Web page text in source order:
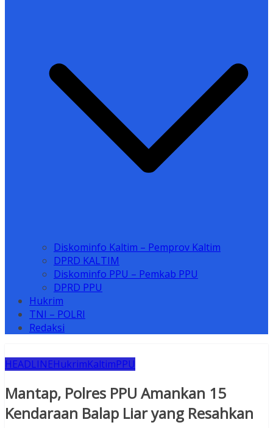
Diskominfo Kaltim – Pemprov Kaltim
DPRD KALTIM
Diskominfo PPU – Pemkab PPU
DPRD PPU
Hukrim
TNI – POLRI
Redaksi
HEADLINEHukrimKaltimPPU
Mantap, Polres PPU Amankan 15
Kendaraan Balap Liar yang Resahkan